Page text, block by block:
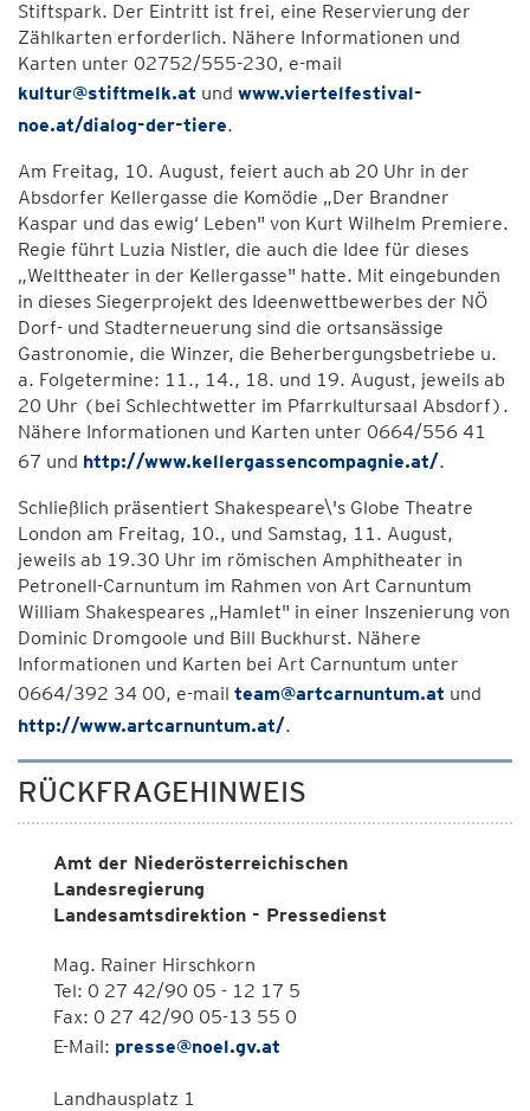
Stiftspark. Der Eintritt ist frei, eine Reservierung der
Zählkarten erforderlich. Nähere Informationen und
Karten unter 02752/555-230, e-mail
kultur@stiftmelk.at und www.viertelfestival-
noe.at/dialog-der-tiere.
Am Freitag, 10. August, feiert auch ab 20 Uhr in der
Absdorfer Kellergasse die Komödie „Der Brandner
Kaspar und das ewig‘ Leben" von Kurt Wilhelm Premiere.
Regie führt Luzia Nistler, die auch die Idee für dieses
„Welttheater in der Kellergasse" hatte. Mit eingebunden
in dieses Siegerprojekt des Ideenwettbewerbes der NÖ
Dorf- und Stadterneuerung sind die ortsansässige
Gastronomie, die Winzer, die Beherbergungsbetriebe u.
a. Folgetermine: 11., 14., 18. und 19. August, jeweils ab
20 Uhr (bei Schlechtwetter im Pfarrkultursaal Absdorf).
Nähere Informationen und Karten unter 0664/556 41
67 und http://www.kellergassencompagnie.at/.
Schließlich präsentiert Shakespeare\'s Globe Theatre
London am Freitag, 10., und Samstag, 11. August,
jeweils ab 19.30 Uhr im römischen Amphitheater in
Petronell-Carnuntum im Rahmen von Art Carnuntum
William Shakespeares „Hamlet" in einer Inszenierung von
Dominic Dromgoole und Bill Buckhurst. Nähere
Informationen und Karten bei Art Carnuntum unter
0664/392 34 00, e-mail team@artcarnuntum.at und
http://www.artcarnuntum.at/.
RÜCKFRAGEHINWEIS
Amt der Niederösterreichischen
Landesregierung
Landesamtsdirektion - Pressedienst
Mag. Rainer Hirschkorn
Tel: 0 27 42/90 05 - 12 17 5
Fax: 0 27 42/90 05-13 55 0
E-Mail: presse@noel.gv.at
Landhausplatz 1